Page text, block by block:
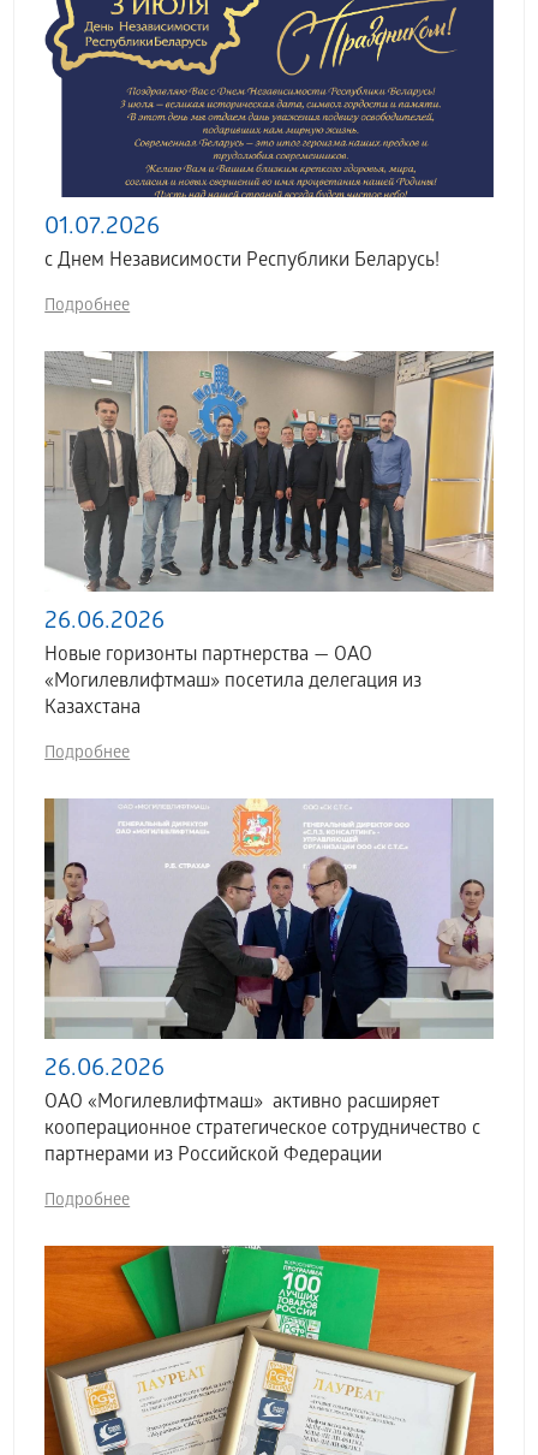
01.07.2026
с Днем Независимости Республики Беларусь!
Подробнее
26.06.2026
Новые горизонты партнерства — ОАО
«Могилевлифтмаш» посетила делегация из
Казахстана
Подробнее
26.06.2026
ОАО «Могилевлифтмаш» активно расширяет
кооперационное стратегическое сотрудничество с
партнерами из Российской Федерации
Подробнее